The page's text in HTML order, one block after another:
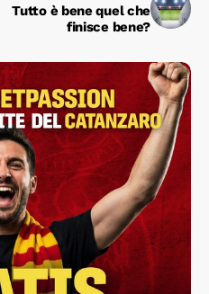
Tutto è bene quel che
finisce bene?